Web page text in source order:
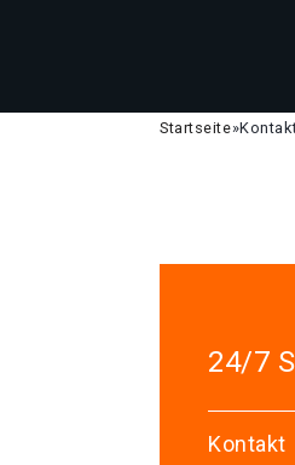
Startseite»
24/7
Kontakt